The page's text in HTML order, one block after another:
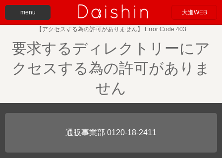
menu 大進WEB
【アクセスする為の許可がありません】 Error Code 403
要求するディレクトリーにア
クセスする為の許可がありま
せん
0120-18-2411